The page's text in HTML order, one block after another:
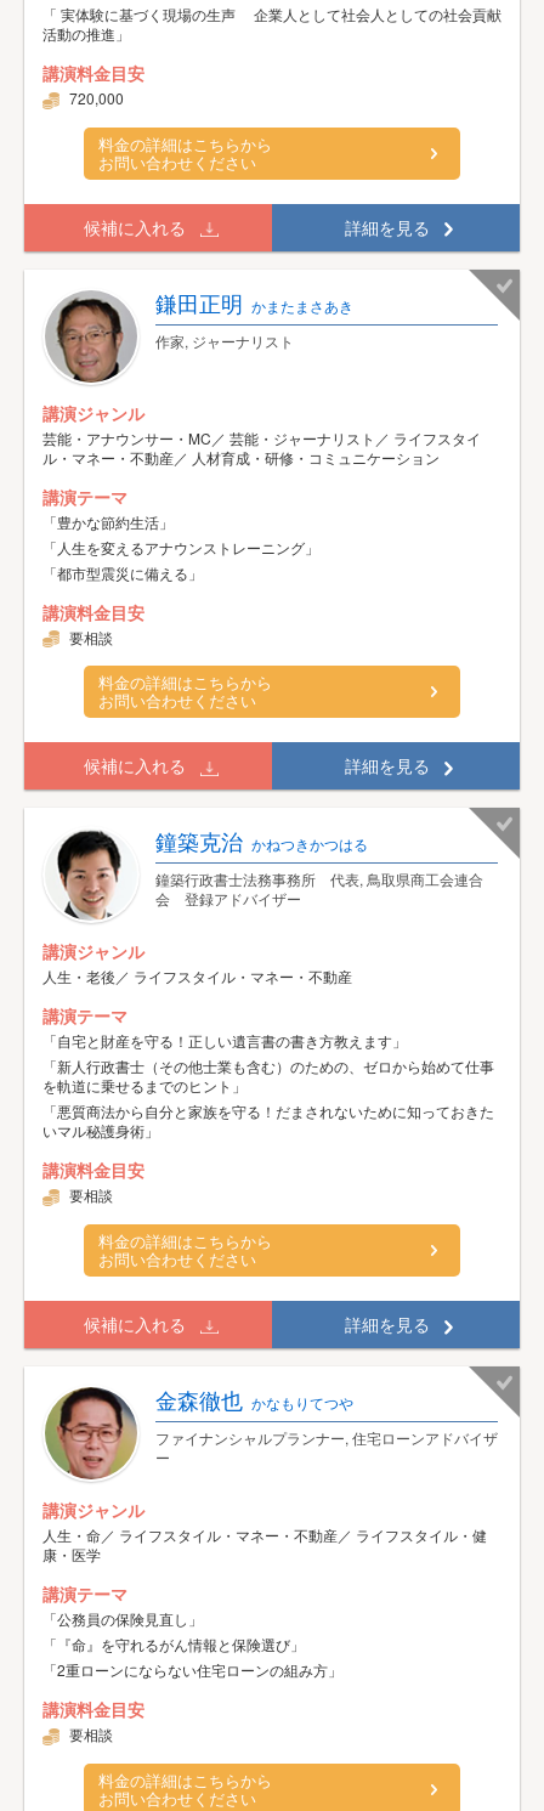
「 実体験に基づく現場の生声 企業人として社会人としての社会貢献
活動の推進」
講演料金目安
720,000
料金の詳細はこちらから
お問い合わせください
候補に入れる 詳細を見る
鎌田正明 かまたまさあき
作家, ジャーナリスト
講演ジャンル
芸能・アナウンサー・MC／ 芸能・ジャーナリスト／ ライフスタイ
ル・マネー・不動産／ 人材育成・研修・コミュニケーション
講演テーマ
「豊かな節約生活」
「人生を変えるアナウンストレーニング」
「都市型震災に備える」
講演料金目安
要相談
料金の詳細はこちらから
お問い合わせください
候補に入れる 詳細を見る
鐘築克治 かねつきかつはる
鐘築行政書士法務事務所 代表, 鳥取県商工会連合
会 登録アドバイザー
講演ジャンル
人生・老後／ ライフスタイル・マネー・不動産
講演テーマ
「自宅と財産を守る！正しい遺言書の書き方教えます」
「新人行政書士（その他士業も含む）のための、ゼロから始めて仕事
を軌道に乗せるまでのヒント」
「悪質商法から自分と家族を守る！だまされないために知っておきた
いマル秘護身術」
講演料金目安
要相談
料金の詳細はこちらから
お問い合わせください
候補に入れる 詳細を見る
金森徹也 かなもりてつや
ファイナンシャルプランナー, 住宅ローンアドバイザ
ー
講演ジャンル
人生・命／ ライフスタイル・マネー・不動産／ ライフスタイル・健
康・医学
講演テーマ
「公務員の保険見直し」
「『命』を守れるがん情報と保険選び」
「2重ローンにならない住宅ローンの組み方」
講演料金目安
要相談
料金の詳細はこちらから
お問い合わせください